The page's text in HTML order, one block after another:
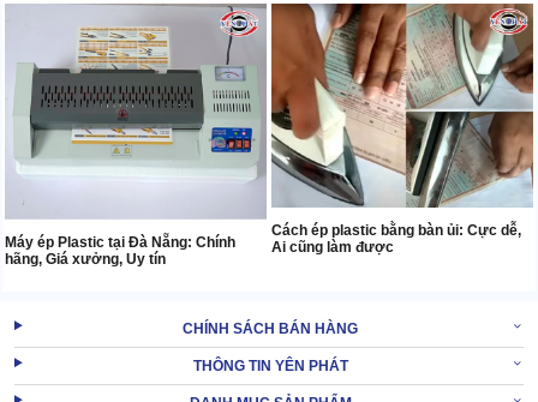
Máy ép Plastic tại Đà Nẵng: Chính
hãng, Giá xưởng, Uy tín
Cách ép plastic bằng bàn ủi: Cực dễ,
Ai cũng làm được
CHÍNH SÁCH BÁN HÀNG
THÔNG TIN YÊN PHÁT